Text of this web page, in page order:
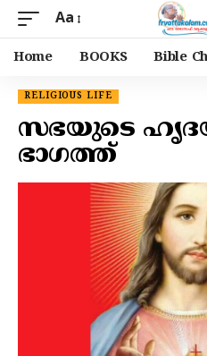
Aa
Home BOOKS Bible
RELIGIOUS LIFE
സഭയുടെ
ഭാഗത്ത്‌